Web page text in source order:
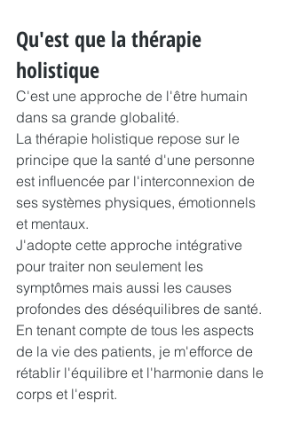
Qu'est que la thérapie
holistique
C'est une approche de l'être humain
dans sa grande globalité.
La thérapie holistique repose sur le
principe que la santé d'une personne
est influencée par l'interconnexion de
ses systèmes physiques, émotionnels
et mentaux.
J'adopte cette approche intégrative
pour traiter non seulement les
symptômes mais aussi les causes
profondes des déséquilibres de santé.
En tenant compte de tous les aspects
de la vie des patients, je m'efforce de
rétablir l'équilibre et l'harmonie dans le
corps et l'esprit.